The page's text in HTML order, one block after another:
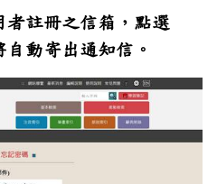
註冊之信箱，點選
自動寄出通知信。